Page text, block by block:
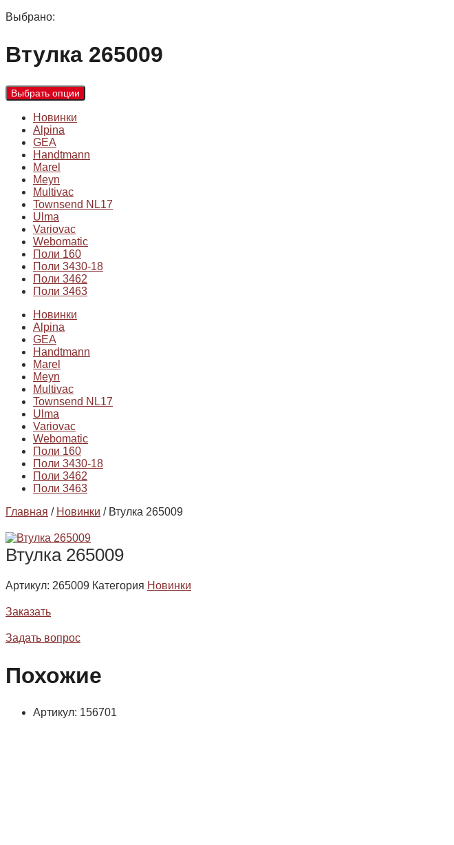
Выбрано:
Втулка 265009
Выбрать опции
Новинки
Alpina
GEA
Handtmann
Marel
Meyn
Multivac
Townsend NL17
Ulma
Variovac
Webomatic
Поли 160
Поли 3430-18
Поли 3462
Поли 3463
Новинки
Alpina
GEA
Handtmann
Marel
Meyn
Multivac
Townsend NL17
Ulma
Variovac
Webomatic
Поли 160
Поли 3430-18
Поли 3462
Поли 3463
Главная / Новинки / Втулка 265009
Втулка 265009
Артикул: 265009 Категория Новинки
Заказать
Задать вопрос
Похожие
Артикул: 156701